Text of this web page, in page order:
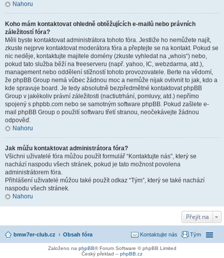
Nahoru
Koho mám kontaktovat ohledně obtěžujících e-mailů nebo právních
záležitostí fóra?
Měli byste kontaktovat administrátora tohoto fóra. Jestliže ho nemůžete najít,
zkuste nejprve kontaktovat moderátora fóra a přeptejte se na kontakt. Pokud se
nic neděje, kontaktujte majitele domény (zkuste vyhledat na „whois“) nebo,
pokud tato služba běží na freeserveru (např. yahoo, IC, webzdarma, atd.),
management nebo oddělení stížností tohoto provozovatele. Berte na vědomí,
že phpBB Group nemá vůbec žádnou moc a nemůže nijak ovlivnit to jak, kdo a
kde spravuje board. Je tedy absolutně bezpředmětné kontaktovat phpBB
Group v jakékoliv právní záležitosti (nactiutrhání, pomluvy, atd.) nepřímo
spojený s phpbb.com nebo se samotným software phpBB. Pokud zašlete e-
mail phpBB Group o použití softwaru třetí stranou, neočekávejte žádnou
odpověď.
Nahoru
Jak můžu kontaktovat administrátora fóra?
Všichni uživatelé fóra můžou použít formulář “Kontaktujte nás”, který se
nachází naspodu všech stránek, pokud je tato možnost povolena
administrátorem fóra.
Přihlášení uživatelé můžou také použít odkaz “Tým”, který se také nachází
naspodu všech stránek.
Nahoru
Přejít na
bmw7er-club.cz Obsah fóra Tým
Kontaktujte nás
Založeno na phpBB® Forum Software © phpBB Limited
Český překlad – phpBB.cz